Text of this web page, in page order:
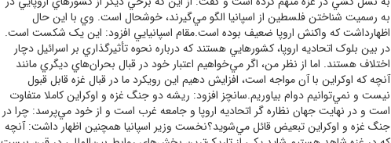
به رسميت شناختن فلسطين از اسپانيا الگو مي‌گيرند، خوشحال است. وي با اين حال
اظهارداشت که واکنش اروپا ضعيف بوده است.مقام اسپانيايي افزود: اين يک شکست است.
در بين بلوک اتحاديه اروپا، کشورهايي هستند که درباره نحوه تأثيرگذاري بر اسرائيل دچار
اختلاف هستند. اما از نظر من، اگر مي‌خواهيم اعتبار خود در قبال بحران‌هاي ديگري مانند
آنچه که اوکراين با آن مواجه است، افزايش دهيم اين رويکرد ما در قبال غزه قابل قبول
نيست و نمي‌توانيم دوام بياوريم.سانچز افزود: ريشه دو جنگ غزه و اوکراين کاملا متفاوت
است و در نهايت جهان نظاره گر اتحاديه اروپا و جامعه غرب است و از خود مي‌پرسد: چرا در
جنگ غزه و اوکراين تبعيض قائل مي‌شويد؟نخست وزير اسپانيا همچنين اظهار داشت: آنچه